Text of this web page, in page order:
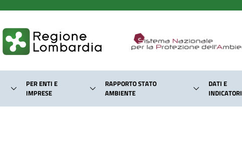
PER ENTI E
IMPRESE
RAPPORTO STATO
AMBIENTE
DATI E
INDICATORI